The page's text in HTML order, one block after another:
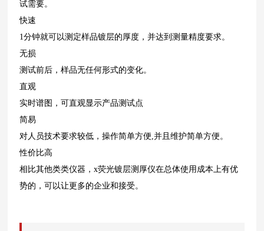
试需要。
快速
1分钟就可以测定样品镀层的厚度，并达到测量精度要求。
无损
测试前后，样品无任何形式的变化。
直观
实时谱图，可直观显示产品测试点
简易
对人员技术要求较低，操作简单方便 ,并且维护简单方便。
性价比高
相比其他类类仪器，x荧光镀层测厚仪在总体使用成本上有优
势的，可以让更多的企业和接受。